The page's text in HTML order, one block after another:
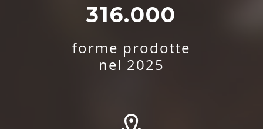
316.000
forme prodotte
nel 2025